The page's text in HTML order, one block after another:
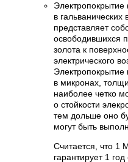
Электропокрытие
в
представляет
освободившихся
золота к
электрического
в микронах,
наиболее четко
о стойкости
тем дольше оно
могут быть
Считается, что 1
гарантирует 1